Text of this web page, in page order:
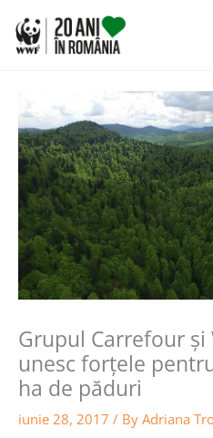
content
Grupul Carrefour și
unesc forţele
ha de păduri
iunie 28, 2017 / By Adriana